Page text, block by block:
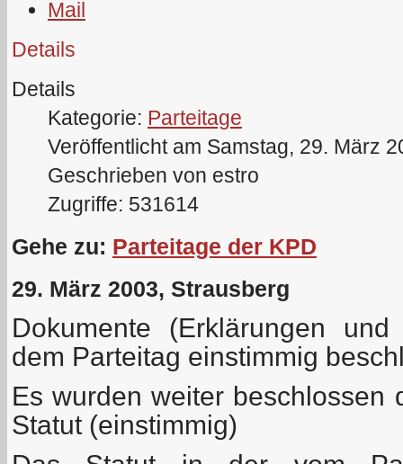
Details
Details
Kategorie: Parteitage
Veröffentlicht am Samstag, 29. März
Geschrieben von estro
Zugriffe: 531614
Gehe zu: Parteitage der KPD
29. März 2003, Strausberg
Dokumente (Erklärungen
dem Parteitag einstimmig
Es wurden weiter beschlossen
Statut (einstimmig)